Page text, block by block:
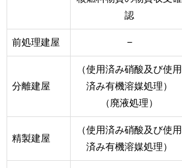
認
前処理建屋 −
分離建屋
（使用済み硝酸及び使用
済み有機溶媒処理）
（廃液処理）
精製建屋
（使用済み硝酸及び使用
済み有機溶媒処理）